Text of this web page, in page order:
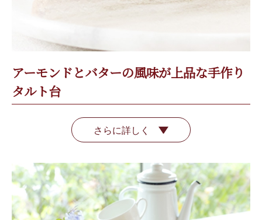
アーモンドとバターの風味が上品な手作り
タルト台
さらに詳しく